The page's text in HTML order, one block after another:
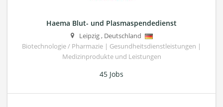
Haema Blut- und Plasmaspendedienst
Leipzig, Deutschland
Biotechnologie / Pharmazie | Gesundheitsdienstleistungen |
Medizinprodukte und Leistungen
45 Jobs